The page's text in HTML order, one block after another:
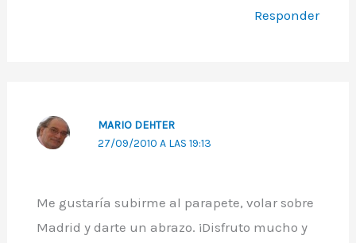
Responder
MARIO DEHTER
27/09/2010 A LAS 19:13
Me gustaría subirme al parapete, volar sobre
Madrid y darte un abrazo. ¡Disfruto mucho y